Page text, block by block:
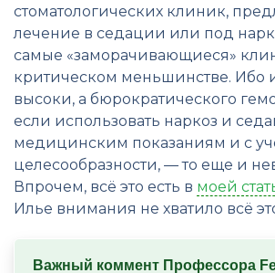
стоматологических клиник,
лечение в седации или под
самые «заморачивающиеся»
критическом меньшинстве. Ибо
высоки, а бюрократического
если использовать наркоз и
медицинским показаниям и с
целесообразности, — то еще и
Впрочем, всё это есть в моей
Илье внимания не хватило всё
Важный коммент Профессора